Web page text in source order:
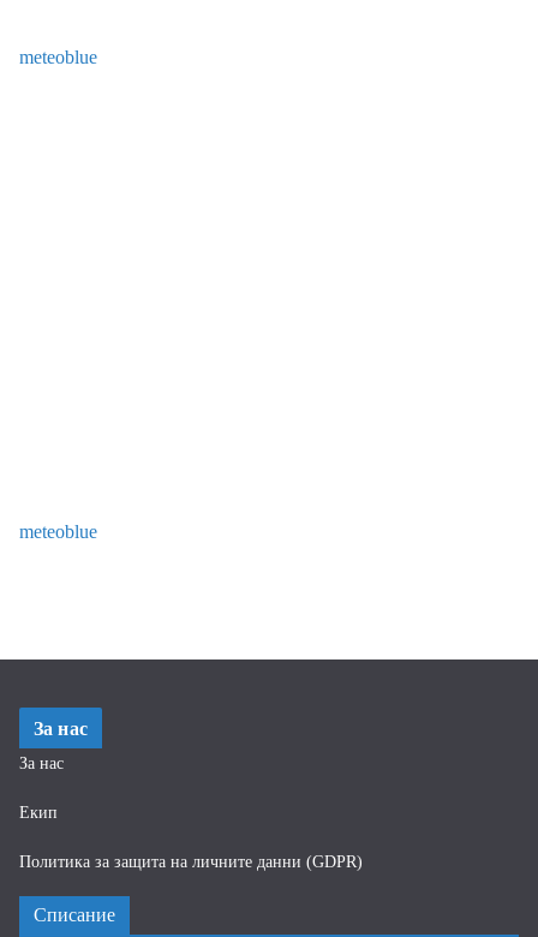
meteoblue
meteoblue
За нас
За нас
Екип
Политика за защита на личните данни (GDPR)
Списание